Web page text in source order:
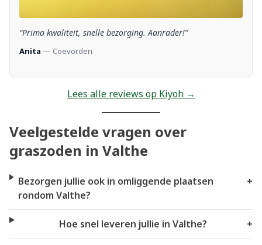
“Prima kwaliteit, snelle bezorging. Aanrader!”
Anita — Coevorden
Lees alle reviews op Kiyoh →
Veelgestelde vragen over
graszoden in Valthe
Bezorgen jullie ook in omliggende plaatsen
rondom Valthe?
+
Hoe snel leveren jullie in Valthe? +